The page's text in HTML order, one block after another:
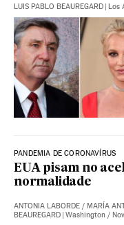
LUIS PABLO BEAUREGARD | Los
PANDEMIA DE CORONAVÍRUS
EUA pisam no
normalidade
ANTONIA LABORDE / MARÍA
BEAUREGARD | Washington /